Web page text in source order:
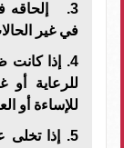
3.
في غير
4. إذا
للرعاية أو
للإساءة أو
5. إذا تخلى